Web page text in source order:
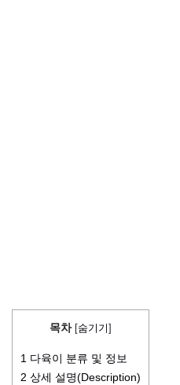
목차 [숨기기]
1 다육이 분류 및 정보
2 상세 설명(Description)